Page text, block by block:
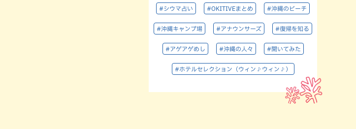
#シウマ占い #OKITIVEまとめ #沖縄のビーチ
#沖縄キャンプ場 #アナウンサーズ #復帰を知る
#アゲアゲめし #沖縄の人々 #聞いてみた
#ホテルセレクション（ウィン♪ウィン♪）